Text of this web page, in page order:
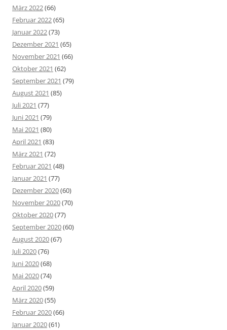
März 2022(66)
Februar 2022(65)
Januar 2022(73)
Dezember 2021 (65)
November 2021 (66)
Oktober 2021 (62)
September 2021 (79)
August 2021 (85)
Juli 2021 (77)
Juni 2021 (79)
Mai 2021 (80)
April 2021 (83)
März 2021 (72)
Februar 2021 (48)
Januar 2021 (77)
Dezember 2020(60)
November 2020(70)
Oktober 2020(77)
September 2020(60)
August 2020(67)
Juli 2020(76)
Juni 2020(68)
Mai 2020(74)
April 2020(59)
März 2020(55)
Februar 2020(66)
Januar 2020(61)